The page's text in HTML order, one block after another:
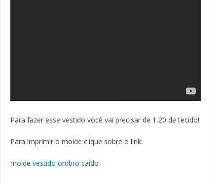
Para fazer esse vestido você vai precisar de 1,20 de tecido!
Para imprimir o molde clique sobre o link:
molde vestido ombro caído